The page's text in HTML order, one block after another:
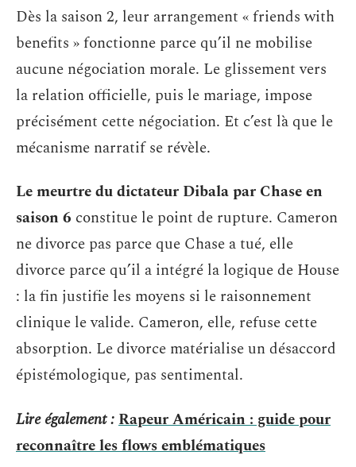
Dès la saison 2, leur arrangement « friends with
benefits » fonctionne parce qu’il ne mobilise
aucune négociation morale. Le glissement vers
la relation officielle, puis le mariage, impose
précisément cette négociation. Et c’est là que le
mécanisme narratif se révèle.
Le meurtre du dictateur Dibala par Chase en
saison 6 constitue le point de rupture. Cameron
ne divorce pas parce que Chase a tué, elle
divorce parce qu’il a intégré la logique de House
: la fin justifie les moyens si le raisonnement
clinique le valide. Cameron, elle, refuse cette
absorption. Le divorce matérialise un désaccord
épistémologique, pas sentimental.
Lire également :Rapeur Américain : guide pour
reconnaître les flows emblématiques